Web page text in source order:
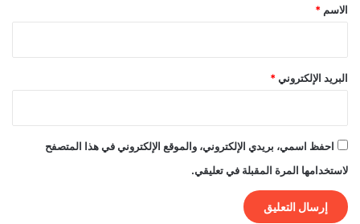
*
الاسم *
البريد الإلكتروني *
احفظ اسمي، بريدي الإلكتروني، والموقع الإلكتروني في هذا المتصفح
لاستخدامها المرة المقبلة في تعليقي.